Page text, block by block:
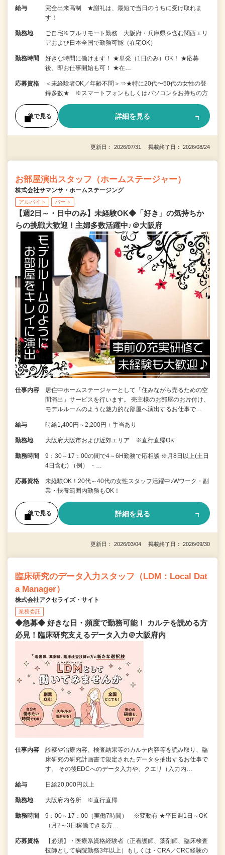
給与
完全出来高制 ★謝礼は、最短で当日のうちに受け取れま
す！
勤務地
ご自宅※フルリモート勤務 大阪府・兵庫県を含む関西エリ
アおよび日本全国で勤務可能（在宅OK）
勤務時間
好きな時間に働けます！ ★単発（1日のみ）OK！ ★応募
後、即お仕事開始も可！ ★在…
応募資格
＜未経験者OK／年齢不問＞⇒★特に20代〜50代の女性の登
録多数★ ※スマートフォンもしくはパソコンをお持ちの方
後で見る 詳細を見る
更新日： 2026/07/31 掲載終了日： 2026/08/24
お部屋演出スタッフ（ホームステージャー）
株式会社サマンサ・ホームステージング
アルバイト パート
【週2日～・日中のみ】未経験OK◆「好き」の気持ちか
らの挑戦大歓迎！主婦多数活躍中♪＠大阪府
仕事内容
居住中ホームステージャーとして「住みながら売るための空
間演出」サービスを行います。 売主様のお部屋のお片付け、
モデルルームのような魅力的な部屋へ演出するお仕事で…
給与 時給1,400円～2,200円＋手当あり
勤務地 大阪府大阪市および近郊エリア ※直行直帰OK
勤務時間
9：30～17：00の間で4～6H勤務で応相談 ※月8日以上(土日
4日含む) （例） ・…
応募資格
未経験OK！20代～40代の女性スタッフ活躍中♪Wワーク・副
業・扶養範囲内勤務もOK！
後で見る 詳細を見る
更新日： 2026/03/04 掲載終了日： 2026/09/30
臨床研究のデータ入力スタッフ（LDM：Local Dat
a Manager）
株式会社アクセライズ・サイト
業務委託
◆急募◆ 好きな日・頻度で勤務可能！ カルテを読める方
必見！臨床研究支えるデータ入力＠大阪府内
仕事内容
診察や治療内容、検査結果等のカルテ内容等を読み取り、臨
床研究の研究計画書で規定されたデータを抽出するお仕事で
す。 その後EDCへのデータ入力や、クエリ（入力内…
給与 日給20,000円以上
勤務地 大阪府内各所 ※直行直帰
勤務時間
9：00～17：00（実働7時間） ※変動有 ★平日週1日～OK
（月2～3日稼働できる方…
応募資格
【必須】・医療系資格経験者（正看護師、薬剤師、臨床検査
技師として病院勤務3年以上）もしくは・CRA／CRC経験の